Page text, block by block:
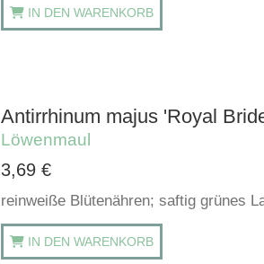
IN DEN WARENKORB
Antirrhinum majus 'Royal
Löwenmaul
3,69 €
reinweiße Blütenähren; saftig grünes
IN DEN WARENKORB